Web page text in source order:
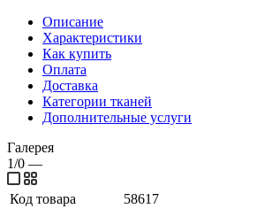
Описание
Характеристики
Как купить
Оплата
Доставка
Категории тканей
Дополнительные услуги
Галерея
1/0 —
Код товара
58617